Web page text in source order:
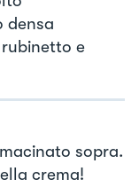
densa
e
sopra.
crema!